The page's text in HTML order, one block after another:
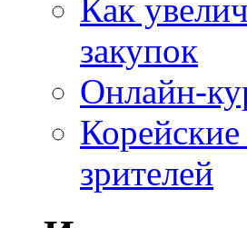
Как
закупок
Онлайн-
зрителей